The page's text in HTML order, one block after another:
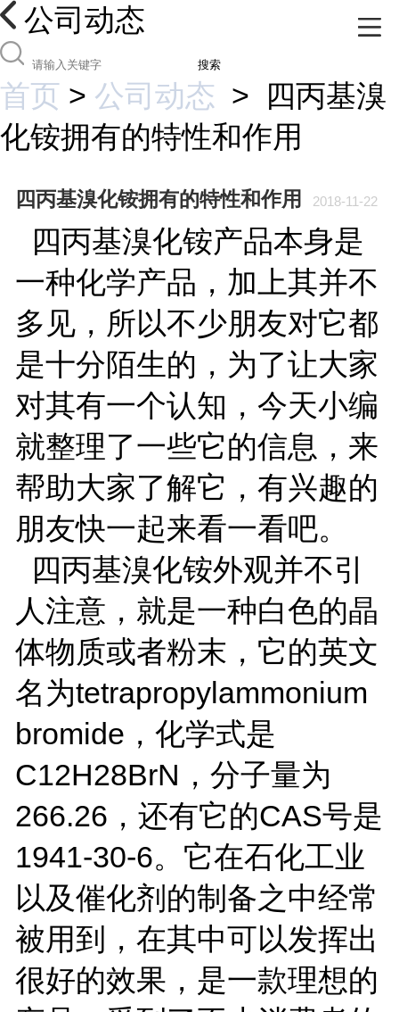
公司动态
搜索
首页 > 公司动态 >
四丙基溴
化铵拥有的特性和作用
四丙基溴化铵拥有的特性和作用 2018-11-22
四丙基溴化铵产品本身是
一种化学产品，加上其并不
多见，所以不少朋友对它都
是十分陌生的，为了让大家
对其有一个认知，今天小编
就整理了一些它的信息，来
帮助大家了解它，有兴趣的
朋友快一起来看一看吧。
四丙基溴化铵外观并不引
人注意，就是一种白色的晶
体物质或者粉末，它的英文
名为tetrapropylammonium
bromide，化学式是
C12H28BrN，分子量为
266.26，还有它的CAS号是
1941-30-6。它在石化工业
以及催化剂的制备之中经常
被用到，在其中可以发挥出
很好的效果，是一款理想的